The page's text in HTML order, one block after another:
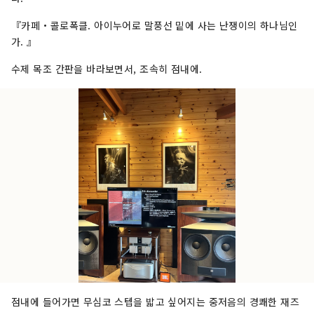
『카페・콜로폭클. 아이누어로 말풍선 밑에 사는 난쟁이의 하나님인
가. 』
수제 목조 간판을 바라보면서, 조속히 점내에.
점내에 들어가면 무심코 스텝을 밟고 싶어지는 중저음의 경쾌한 재즈